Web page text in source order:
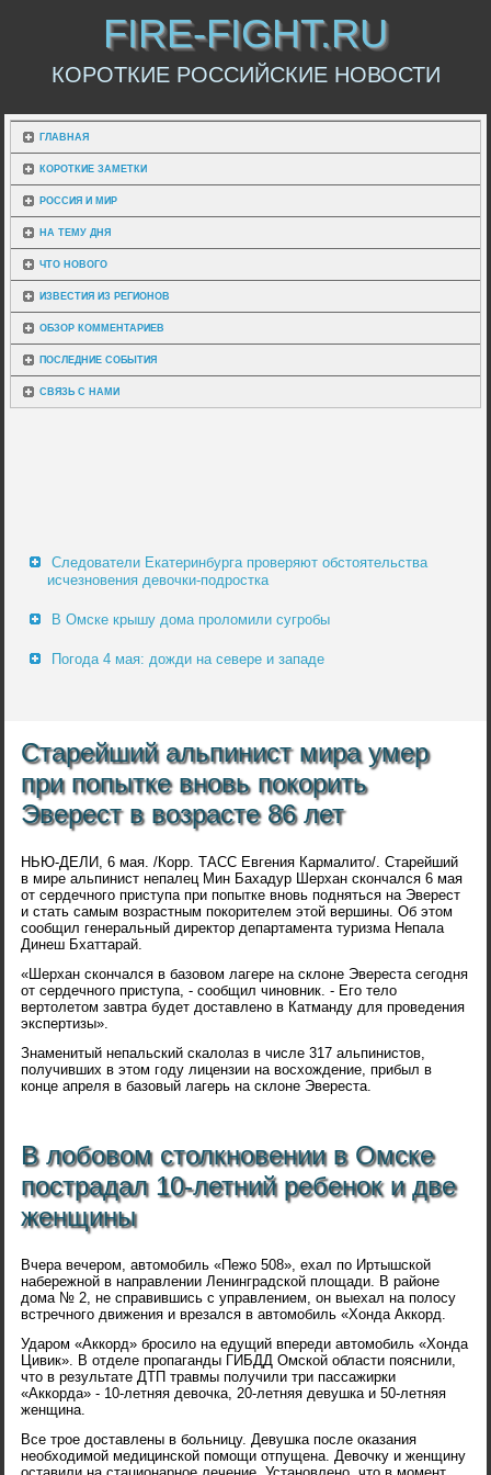
FIRE-FIGHT.RU
КОРОТКИЕ РОССИЙСКИЕ НОВОСТИ
ГЛАВНАЯ
КОРОТКИЕ ЗАМЕТКИ
РОССИЯ И МИР
НА ТЕМУ ДНЯ
ЧТО НОВОГО
ИЗВЕСТИЯ ИЗ РЕГИОНОВ
ОБЗОР КОММЕНТАРИЕВ
ПОСЛЕДНИЕ СОБЫТИЯ
СВЯЗЬ С НАМИ
Следователи Екатеринбурга проверяют обстоятельства
исчезновения девочки-подростка
В Омске крышу дома проломили сугробы
Погода 4 мая: дожди на севере и западе
Старейший альпинист мира умер
при попытке вновь покорить
Эверест в возрасте 86 лет
НЬЮ-ДЕЛИ, 6 мая. /Корр. ТАСС Евгения Кармалито/. Старейший
в мире альпинист непалец Мин Бахадур Шерхан скончался 6 мая
от сердечного приступа при попытке вновь подняться на Эверест
и стать самым возрастным покорителем этой вершины. Об этом
сообщил генеральный директор департамента туризма Непала
Динеш Бхаттарай.
«Шерхан скончался в базовом лагере на склоне Эвереста сегодня
от сердечного приступа, - сообщил чиновник. - Его тело
вертолетом завтра будет доставлено в Катманду для проведения
экспертизы».
Знаменитый непальский скалолаз в числе 317 альпинистов,
получивших в этом году лицензии на восхождение, прибыл в
конце апреля в базовый лагерь на склоне Эвереста.
В лобовом столкновении в Омске
пострадал 10-летний ребенок и две
женщины
Вчера вечером, автомобиль «Пежо 508», ехал по Иртышской
набережной в направлении Ленинградской площади. В районе
дома № 2, не справившись с управлением, он выехал на полосу
встречного движения и врезался в автомобиль «Хонда Аккорд.
Ударом «Аккорд» бросило на едущий впереди автомобиль «Хонда
Цивик». В отделе пропаганды ГИБДД Омской области пояснили,
что в результате ДТП травмы получили три пассажирки
«Аккорда» - 10-летняя девочка, 20-летняя девушка и 50-летняя
женщина.
Все трое доставлены в больницу. Девушка после оказания
необходимой медицинской помощи отпущена. Девочку и женщину